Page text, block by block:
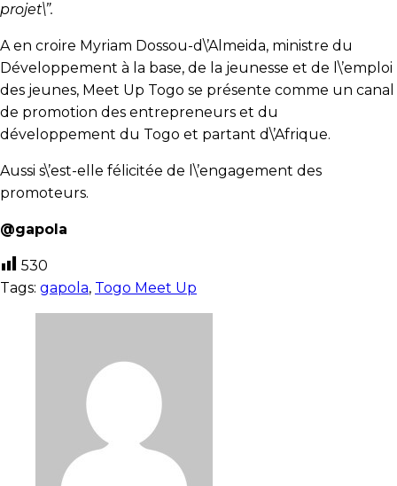
projet\”.
A en croire Myriam Dossou-d\’Almeida, ministre du
Développement à la base, de la jeunesse et de l\’emploi
des jeunes, Meet Up Togo se présente comme un canal
de promotion des entrepreneurs et du
développement du Togo et partant d\’Afrique.
Aussi s\’est-elle félicitée de l\’engagement des
promoteurs.
@gapola
530
Tags: gapola, Togo Meet Up